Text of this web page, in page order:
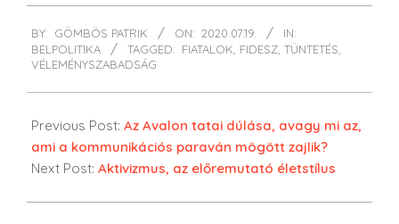
07-
19
BY: GÖMBÖS PATRIK ON: 2020.07.19.
IN:
BELPOLITIKA
TAGGED: FIATALOK, FIDESZ, TÜNTETÉS,
VÉLEMÉNYSZABADSÁG
Previous Post: Az Avalon tatai dúlása, avagy mi az,
ami a kommunikációs paraván mögött zajlik?
Next Post: Aktivizmus, az előremutató életstílus